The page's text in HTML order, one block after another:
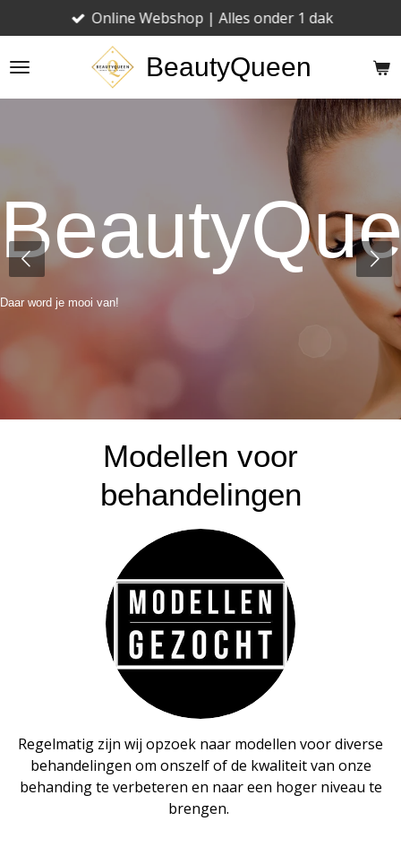
direct
naar
BeautyQueen
Online Webshop | Alles onder 1 dak
Daar word je mooi van!
Modellen voor
behandelingen
Regelmatig zijn wij opzoek naar modellen voor diverse
behandelingen om onszelf of de kwaliteit van onze
behanding te verbeteren en naar een hoger niveau te
brengen.